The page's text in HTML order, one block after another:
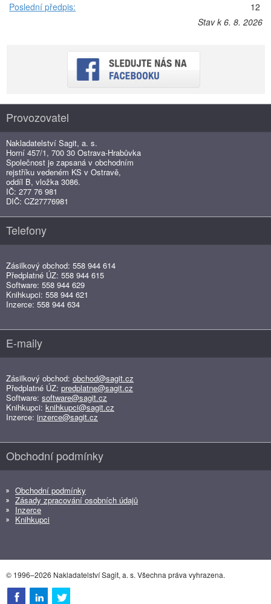
Poslední předpis:
12
Stav k 6. 8. 2026
Provozovatel
Nakladatelství Sagit, a. s.
Horní 457/1, 700 30 Ostrava-Hrabůvka
Společnost je zapsaná v obchodním
rejstříku vedeném KS v Ostravě,
oddíl B, vložka 3086.
IČ: 277 76 981
DIČ: CZ27776981
Telefony
Zásilkový obchod: 558 944 614
Předplatné ÚZ: 558 944 615
Software: 558 944 629
Knihkupci: 558 944 621
Inzerce: 558 944 634
E-maily
Zásilkový obchod: obchod@sagit.cz
Předplatné ÚZ: predplatne@sagit.cz
Software: software@sagit.cz
Knihkupci: knihkupci@sagit.cz
Inzerce: inzerce@sagit.cz
Obchodní podmínky
Obchodní podmínky
Zásady zpracování osobních údajů
Inzerce
Knihkupci
© 1996–2026 Nakladatelství Sagit, a. s. Všechna práva vyhrazena.